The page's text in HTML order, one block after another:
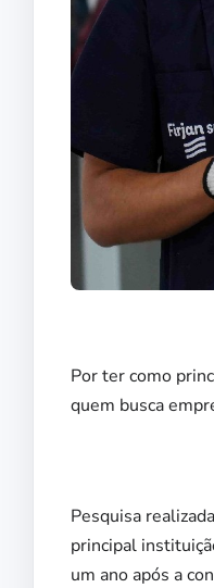
Por ter como
quem busca
Pesquisa
principal
um ano após a